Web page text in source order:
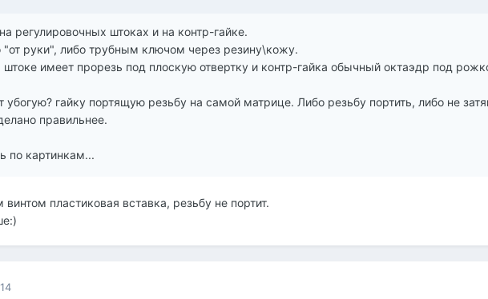
регулировочных штоках и на контр-гайке.
"от руки", либо трубным ключом через резину\кожу.
штоке имеет прорезь под плоскую отвертку и контр-гайка обычный октаэдр под
гайку портящую резьбу на самой матрице. Либо резьбу портить, либо не
правильнее.
по картинкам...
пластиковая вставка, резьбу не портит.